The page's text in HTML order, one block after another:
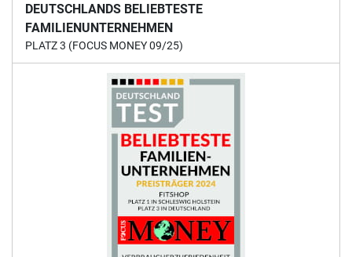
DEUTSCHLANDS BELIEBTESTE
FAMILIENUNTERNEHMEN
PLATZ 3 (FOCUS MONEY 09/25)